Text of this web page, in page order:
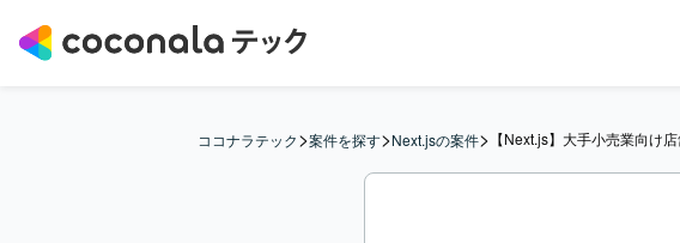
ココナラテック>案件を探す>Next.jsの案件> 【Next.js】大手小売業向け